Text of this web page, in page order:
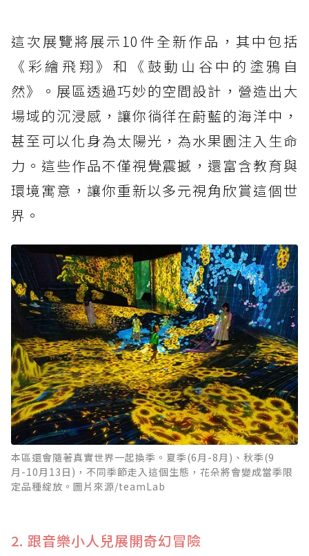
這次展覽將展示10件全新作品，其中包括
《彩繪飛翔》和《鼓動山谷中的塗鴉自
然》。展區透過巧妙的空間設計，營造出大
場域的沉浸感，讓你徜徉在蔚藍的海洋中，
甚至可以化身為太陽光，為水果園注入生命
力。這些作品不僅視覺震撼，還富含教育與
環境寓意，讓你重新以多元視角欣賞這個世
界。
本區還會隨著真實世界一起換季。夏季(6月-8月)、秋季(9
月-10月13日)，不同季節走入這個生態，花朵將會變成當季限
定品種綻放。圖片來源/teamLab
2. 跟音樂小人兒展開奇幻冒險